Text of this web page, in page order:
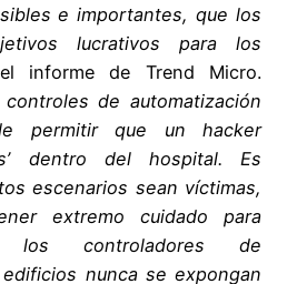
e importantes, que los
lucrativos para los
informe de Trend Micro.
de automatización
permitir que un hacker
dentro del hospital. Es
escenarios sean víctimas,
extremo cuidado para
los controladores de
nunca se expongan